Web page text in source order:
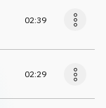
02:39
02:29